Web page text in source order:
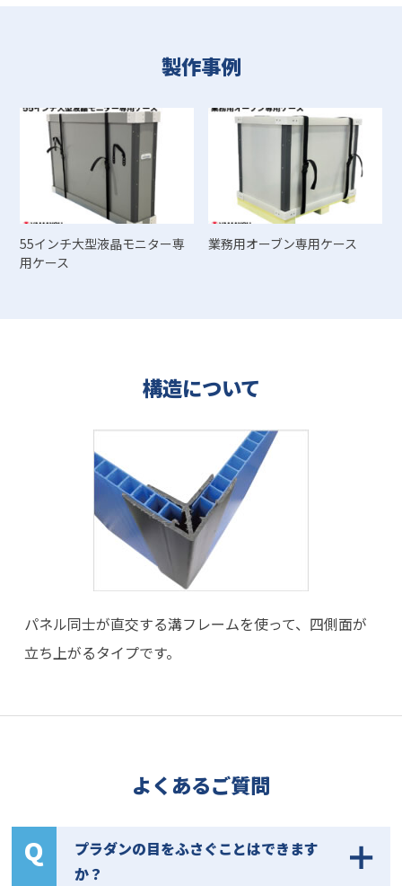
製作事例
55インチ大型液晶モニター専
用ケース
業務用オーブン専用ケース
構造について
パネル同士が直交する溝フレームを使って、四側面が
立ち上がるタイプです。
よくあるご質問
プラダンの目をふさぐことはできます
か？